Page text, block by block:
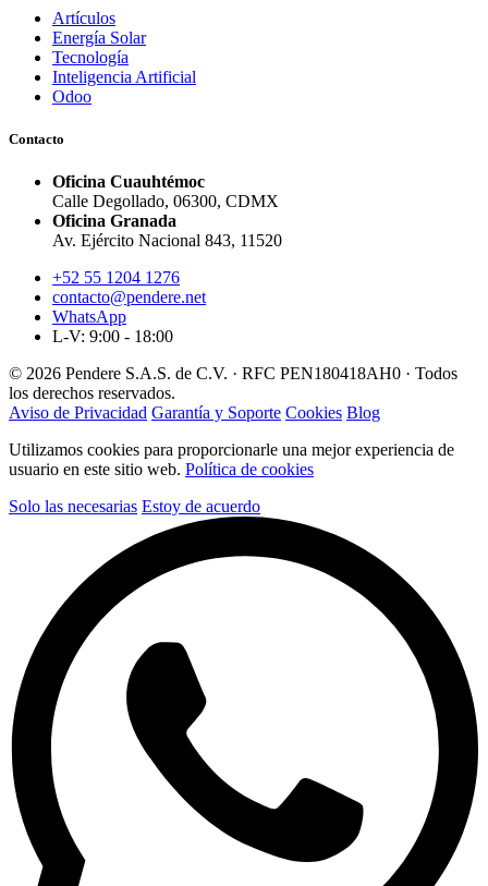
Artículos
Energía Solar
Tecnología
Inteligencia Artificial
Odoo
Contacto
Oficina Cuauhtémoc
Calle Degollado, 06300, CDMX
Oficina Granada
Av. Ejército Nacional 843, 11520
+52 55 1204 1276
contacto@pendere.net
WhatsApp
L-V: 9:00 - 18:00
© 2026 Pendere S.A.S. de C.V. · RFC PEN180418AH0 · Todos
los derechos reservados.
Aviso de Privacidad Garantía y Soporte Cookies Blog
Utilizamos cookies para proporcionarle una mejor experiencia de
usuario en este sitio web. Política de cookies
Solo las necesarias Estoy de acuerdo